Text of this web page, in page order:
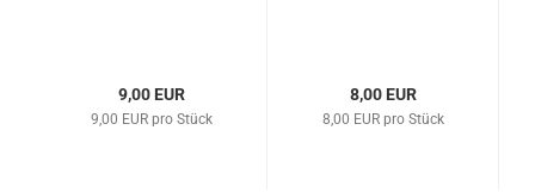
9,00 EUR
9,00 EUR pro Stück
8,00 EUR
8,00 EUR pro Stück